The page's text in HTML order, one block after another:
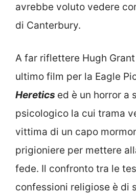
avrebbe voluto vedere
di Canterbury.
A far riflettere Hugh
ultimo film per la Eagle
Heretics ed è un horror a
psicologico la cui trama
vittima di un capo
prigioniere per mettere
fede. Il confronto tra le
confessioni religiose è di